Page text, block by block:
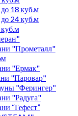
18 куб.м
24 куб.м
"Прометалл"
"Ермак"
"Паровар"
"Ферингер"
"Радуга"
“Гефест”